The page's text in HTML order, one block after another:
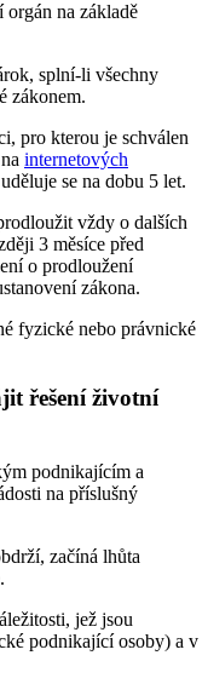
na základě
splní-li všechny
zákonem.
pro kterou je schválen
internetových
se na dobu 5 let.
vždy o dalších
3 měsíce před
o prodloužení
zákona.
fyzické nebo právnické
řešení životní
podnikajícím a
na příslušný
začíná lhůta
jež jsou
podnikající osoby) a v